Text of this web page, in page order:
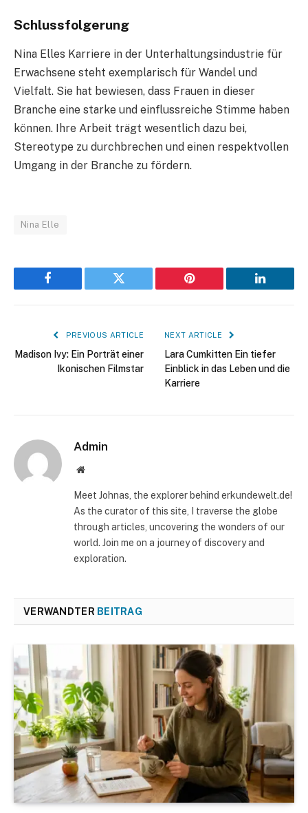
Schlussfolgerung
Nina Elles Karriere in der Unterhaltungsindustrie für
Erwachsene steht exemplarisch für Wandel und
Vielfalt. Sie hat bewiesen, dass Frauen in dieser
Branche eine starke und einflussreiche Stimme haben
können. Ihre Arbeit trägt wesentlich dazu bei,
Stereotype zu durchbrechen und einen respektvollen
Umgang in der Branche zu fördern.
Nina Elle
Facebook Twitter Pinterest LinkedIn
PREVIOUS ARTICLE
Madison Ivy: Ein Porträt einer
Ikonischen Filmstar
NEXT ARTICLE
Lara Cumkitten Ein tiefer
Einblick in das Leben und die
Karriere
Admin
Website
Meet Johnas, the explorer behind erkundewelt.de!
As the curator of this site, I traverse the globe
through articles, uncovering the wonders of our
world. Join me on a journey of discovery and
exploration.
VERWANDTER BEITRAG